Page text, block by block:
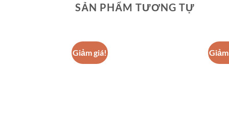
SẢN PHẨM TƯƠNG TỰ
Giảm giá!